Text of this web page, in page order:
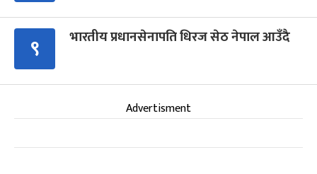
९ भारतीय प्रधानसेनापति धिरज सेठ नेपाल आउँदै
Advertisment